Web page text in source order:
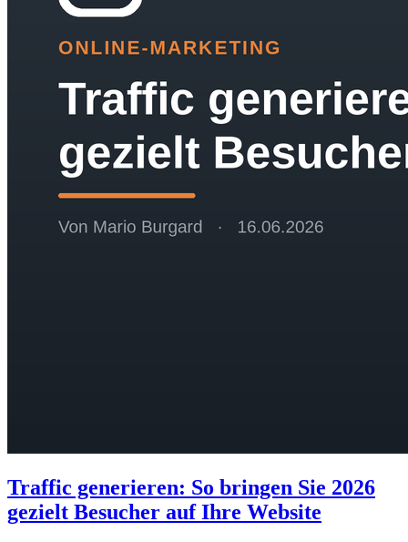
Traffic generieren: So bringen Sie 2026
gezielt Besucher auf Ihre Website